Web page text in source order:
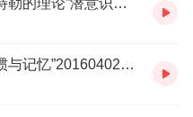
71 第九章-情感的交响乐-4-“勃特勒的理论”潜意识意识的形成20160402_111738
72 第九章-情感的交响乐-5-“习惯与记忆”20160402_140121